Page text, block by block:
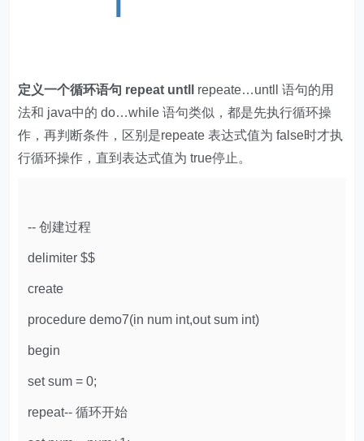
定义一个循环语句 repeat untll
repeate…untll 语句的用
法和 java中的 do…while 语句类似，都是先执行循环操
作，再判断条件，区别是repeate 表达式值为 false时才执
行循环操作，直到表达式值为 true停止。
-- 创建过程
delimiter $$
create
procedure demo7(in num int,out sum int)
begin
set sum = 0;
repeat-- 循环开始